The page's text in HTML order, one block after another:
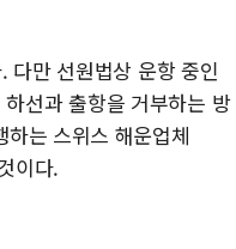
다만 선원법상 운항 중인
선과 출항을 거부하는 방
는 스위스 해운업체
이다.